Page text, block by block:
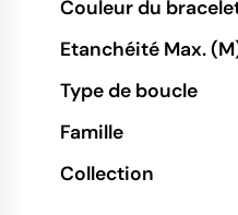
Couleur du
Etanchéité Max.
Type de boucle
Famille
Collection